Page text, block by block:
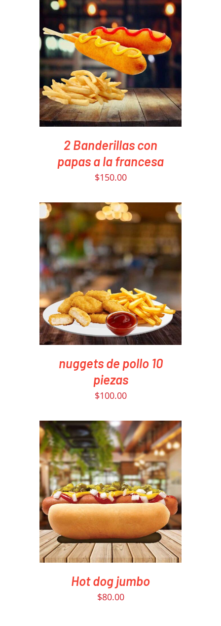
PEDIR AHORA
/
DETAILS
2 Banderillas con
papas a la francesa
$150.00
PEDIR AHORA
DETAILS
nuggets de pollo 10
piezas
$100.00
PEDIR AHORA
/
DETAILS
Hot dog jumbo
$80.00